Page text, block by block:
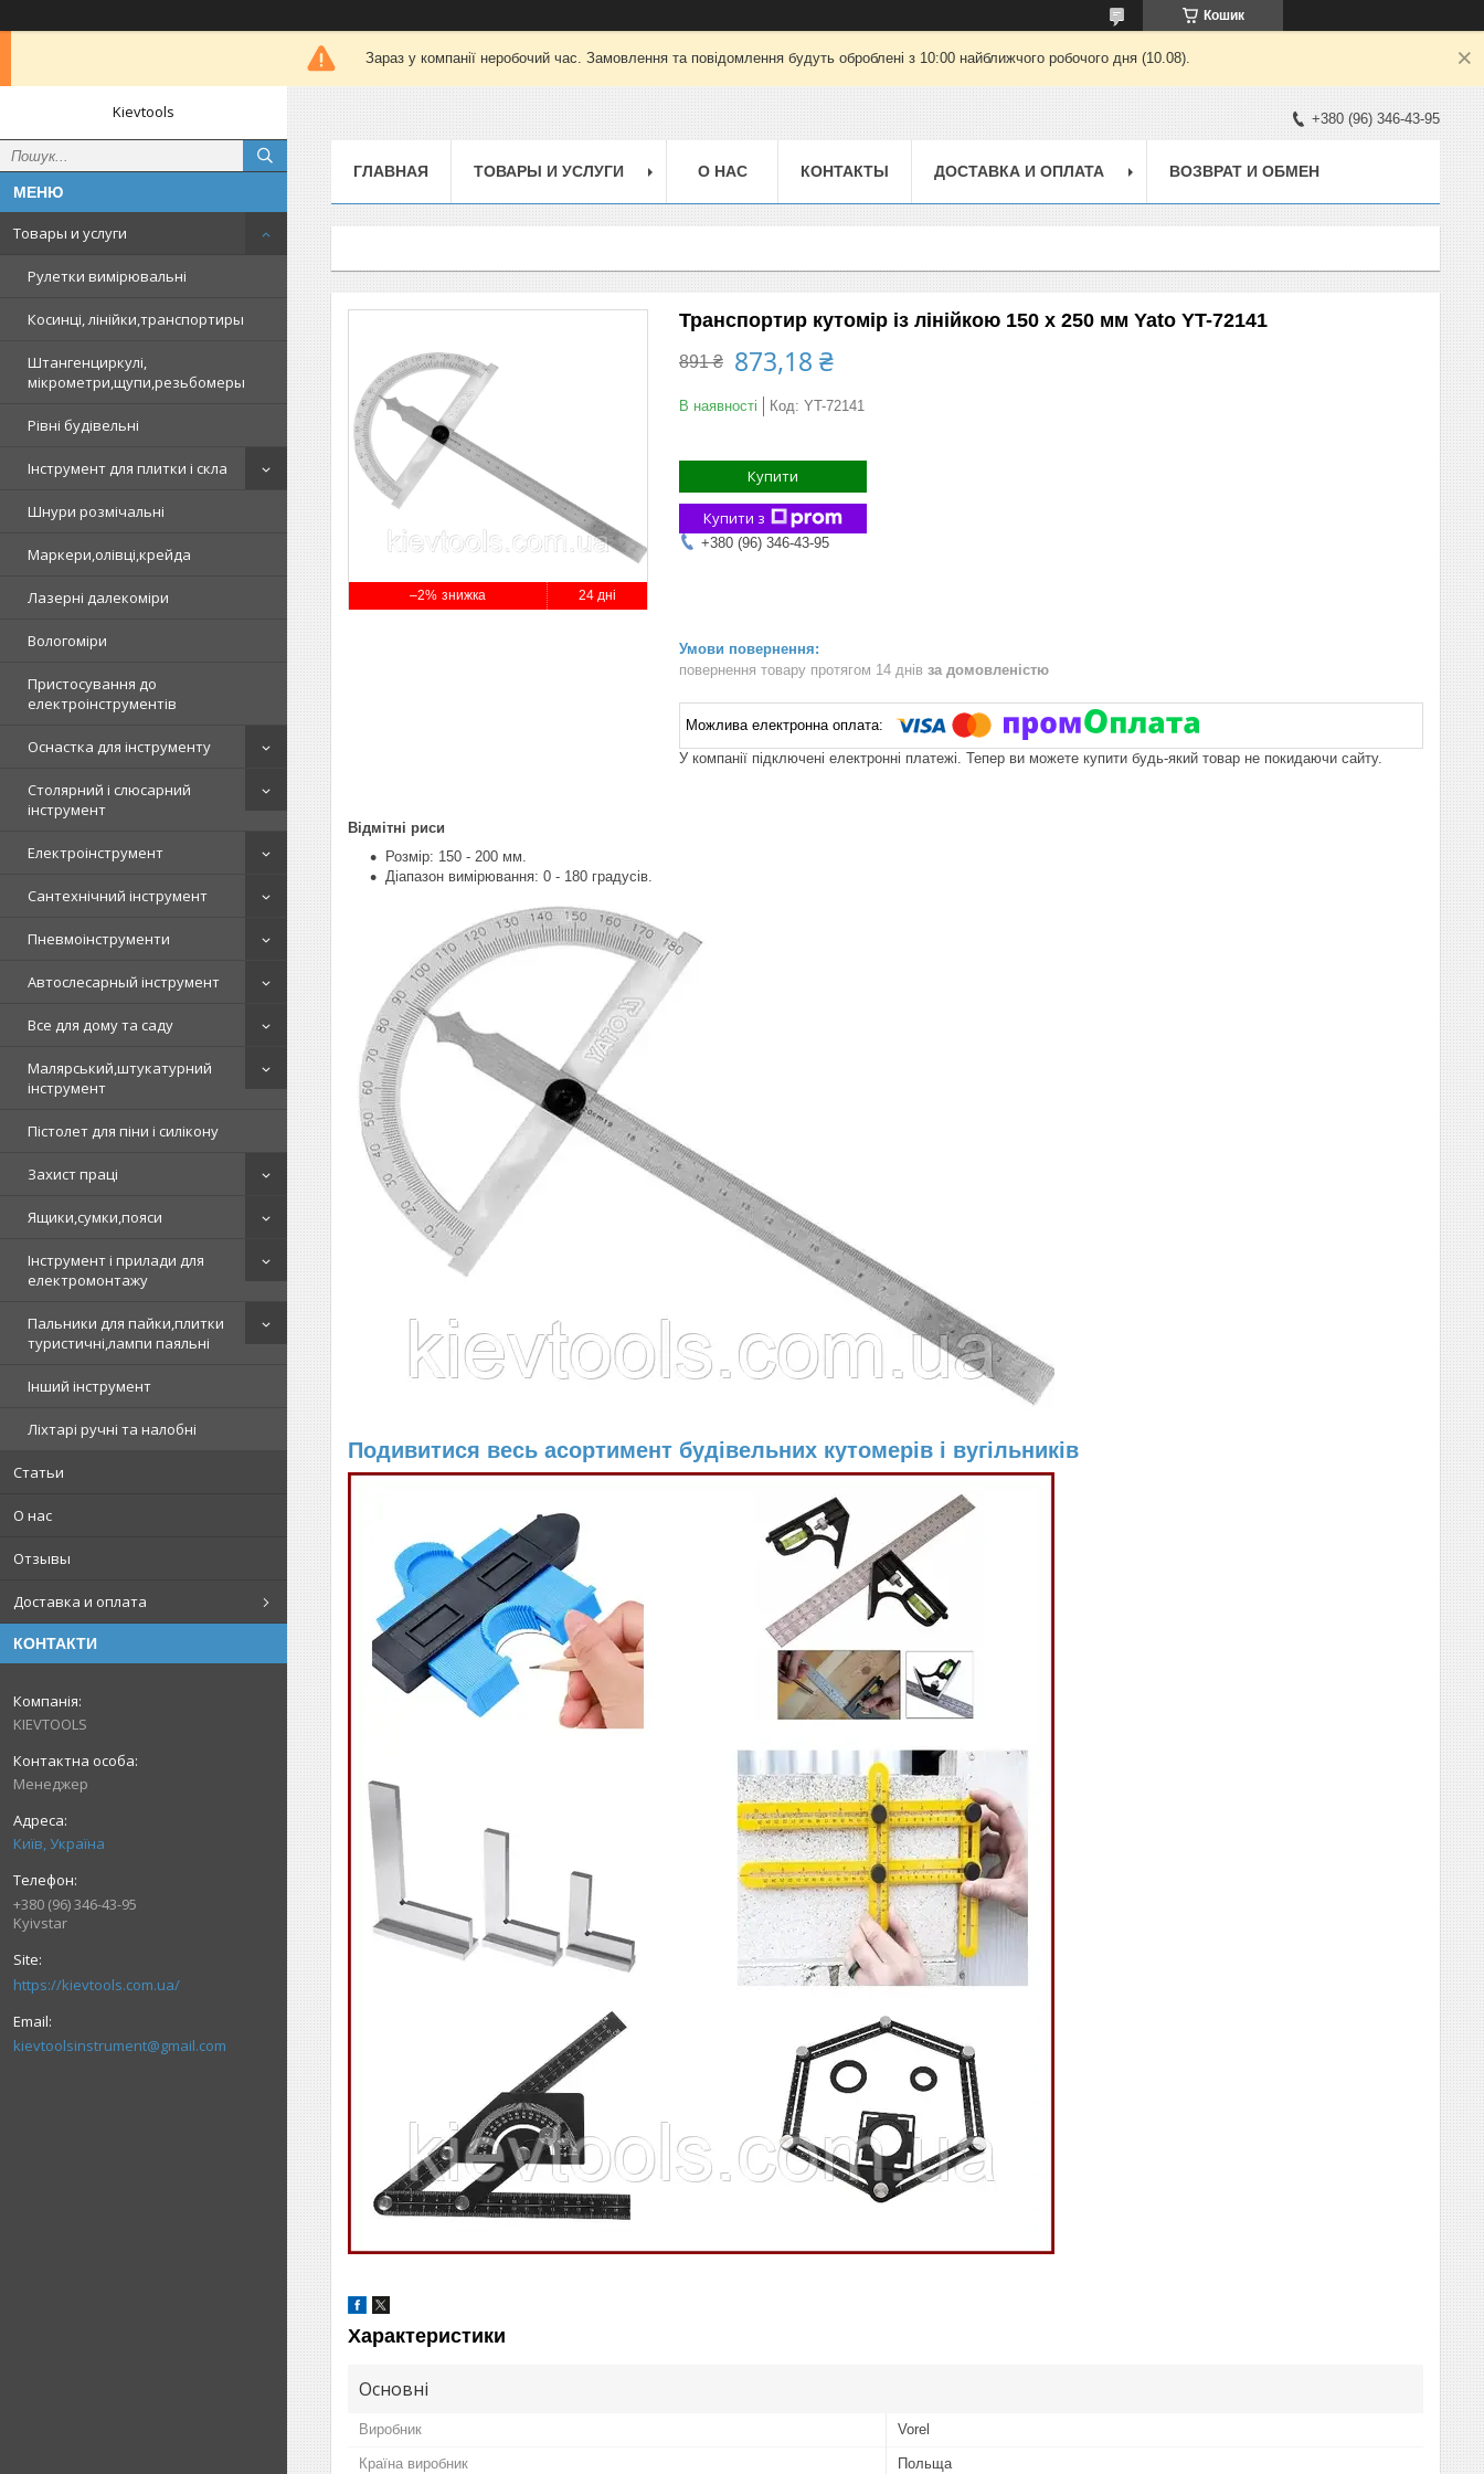
Кошик
Зараз у компанії неробочий час. Замовлення та повідомлення будуть оброблені з 10:00 найближчого робочого дня (10.08).
Kievtools
Товары и услуги
Рулетки вимірювальні
Косинці, лінійки,транспортиры
Штангенциркулі,
мікрометри,щупи,резьбомеры
Рівні будівельні
Інструмент для плитки і скла
Шнури розмічальні
Маркери,олівці,крейда
Лазерні далекоміри
Вологоміри
Пристосування до
електроінструментів
Оснастка для інструменту
Столярний і слюсарний
інструмент
Електроінструмент
Сантехнічний інструмент
Пневмоінструменти
Автослесарный інструмент
Все для дому та саду
Малярський,штукатурний
інструмент
Пістолет для піни і силікону
Захист праці
Ящики,сумки,пояси
Інструмент і прилади для
електромонтажу
Пальники для пайки,плитки
туристичні,лампи паяльні
Інший інструмент
Ліхтарі ручні та налобні
Статьи
О нас
Отзывы
Доставка и оплата
КОНТАКТИ
KIEVTOOLS
Менеджер
Київ, Україна
+380 (96) 346-43-95
Kyivstar
https://kievtools.com.ua/
kievtoolsinstrument@gmail.com
+380 (96) 346-43-95
ГЛАВНАЯ ТОВАРЫ И УСЛУГИ О НАС КОНТАКТЫ ДОСТАВКА И ОПЛАТА ВОЗВРАТ И ОБМЕН
–2% 24 дні
Транспортир кутомір із лінійкою 150 х 250 мм Yato YT-72141
891 ₴ 873,18 ₴
В наявності Код: YT-72141
Купити
Купити з
+380 (96) 346-43-95
повернення товару протягом 14 днів за домовленістю
У компанії підключені електронні платежі. Тепер ви можете купити будь-який товар не покидаючи сайту.
Відмітні риси
Розмір: 150 - 200 мм.
Діапазон вимірювання: 0 - 180 градусів.
Подивитися весь асортимент будівельних кутомерів і вугільників
Характеристики
Основні
Виробник Vorel
Країна виробник Польща